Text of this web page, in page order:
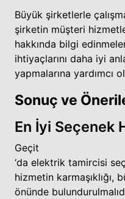
Büyük şirketlerle
şirketin müşteri
hakkında bilgi
ihtiyaçlarını daha iyi
yapmalarına yardımcı
Sonuç ve
En İyi Seçenek
Geçit
‘da elektrik tamircisi
hizmetin
önünde